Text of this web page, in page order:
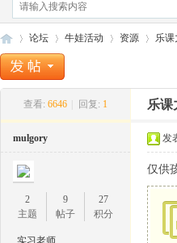
论坛
›
牛娃活动
›
资源 乐
查看: 6646 回复: 1 乐课
mulgory
2
主题
9
帖子
27
积分
实习老师
发
仅供